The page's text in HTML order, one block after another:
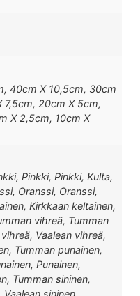
40cm X 10,5cm, 30cm
7,5cm, 20cm X 5cm,
X 2,5cm, 10cm X
Pinkki, Pinkki, Kulta,
Oranssi, Oranssi,
Kirkkaan keltainen,
vihreä, Tumman
Vaalean vihreä,
Tumman punainen,
Punainen,
Tumman sininen,
sininen,